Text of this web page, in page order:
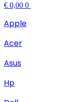
€ 0,00 0
Apple
Acer
Asus
Hp